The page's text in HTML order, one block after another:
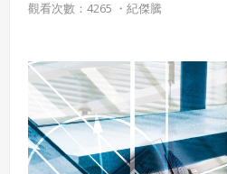
觀看次數：4265 ・ 紀傑騰